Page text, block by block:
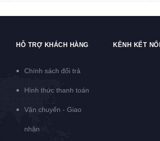
HỖ TRỢ KHÁCH HÀNG
Chính sách đổi trả
Hình thức thanh toán
Vận chuyển - Giao
nhận
KÊNH KẾT NỐI